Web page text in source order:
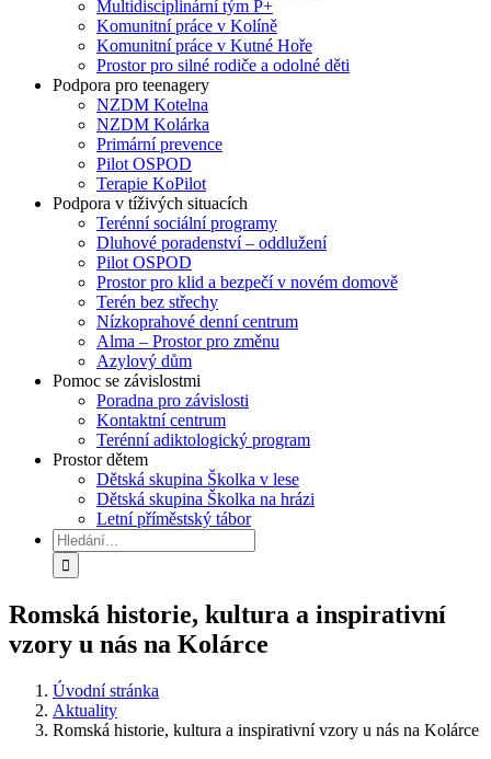
Multidisciplinární tým P+
Komunitní práce v Kolíně
Komunitní práce v Kutné Hoře
Prostor pro silné rodiče a odolné děti
Podpora pro teenagery
NZDM Kotelna
NZDM Kolárka
Primární prevence
Pilot OSPOD
Terapie KoPilot
Podpora v tíživých situacích
Terénní sociální programy
Dluhové poradenství – oddlužení
Pilot OSPOD
Prostor pro klid a bezpečí v novém domově
Terén bez střechy
Nízkoprahové denní centrum
Alma – Prostor pro změnu
Azylový dům
Pomoc se závislostmi
Poradna pro závislosti
Kontaktní centrum
Terénní adiktologický program
Prostor dětem
Dětská skupina Školka v lese
Dětská skupina Školka na hrázi
Letní příměstský tábor
Hledat:
Romská historie, kultura a inspirativní
vzory u nás na Kolárce
Úvodní stránka
Aktuality
Romská historie, kultura a inspirativní vzory u nás na Kolárce